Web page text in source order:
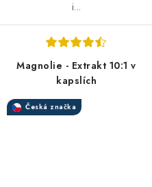
i...
Magnolie - Extrakt 10:1 v
kapslích
Česká značka